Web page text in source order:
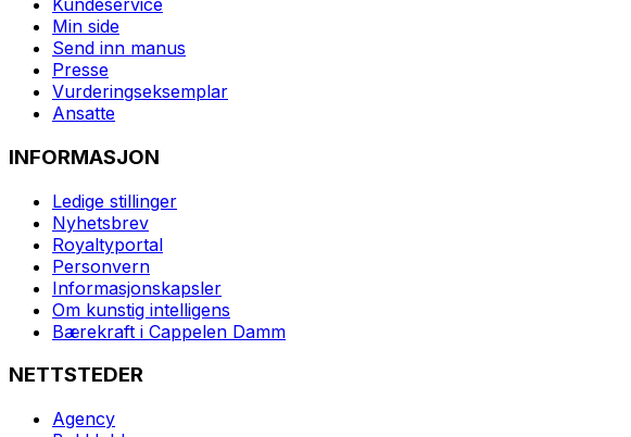
Kundeservice
Min side
Send inn manus
Presse
Vurderingseksemplar
Ansatte
INFORMASJON
Ledige stillinger
Nyhetsbrev
Royaltyportal
Personvern
Informasjonskapsler
Om kunstig intelligens
Bærekraft i Cappelen Damm
NETTSTEDER
Agency